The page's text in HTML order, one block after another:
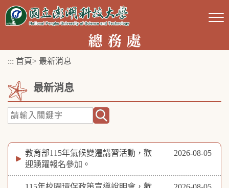
跳
::: 首頁> 最新消息
最新消息
教育部115年氣候變遷講習活動，歡
迎踴躍報名參加。
2026-08-05